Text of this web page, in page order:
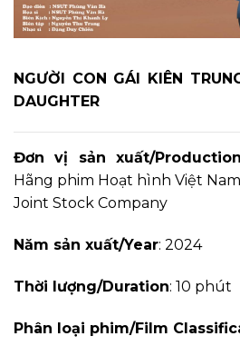
NGƯỜI CON GÁI KIÊN
DAUGHTER
Đơn vị sản xuất/Production
Hãng phim Hoạt hình Việt
Joint Stock Company
Năm sản xuất/Year: 2024
Thời lượng/Duration: 10 phút
Phân loại phim/Film